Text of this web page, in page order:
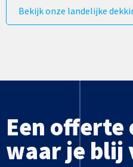
Bekijk onze landelijke
Een offerte
waar je blij